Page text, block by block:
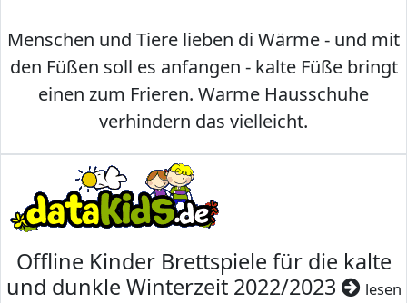
Menschen und Tiere lieben di Wärme - und mit
den Füßen soll es anfangen - kalte Füße bringt
einen zum Frieren. Warme Hausschuhe
verhindern das vielleicht.
Offline Kinder Brettspiele für die kalte
und dunkle Winterzeit 2022/2023
lesen